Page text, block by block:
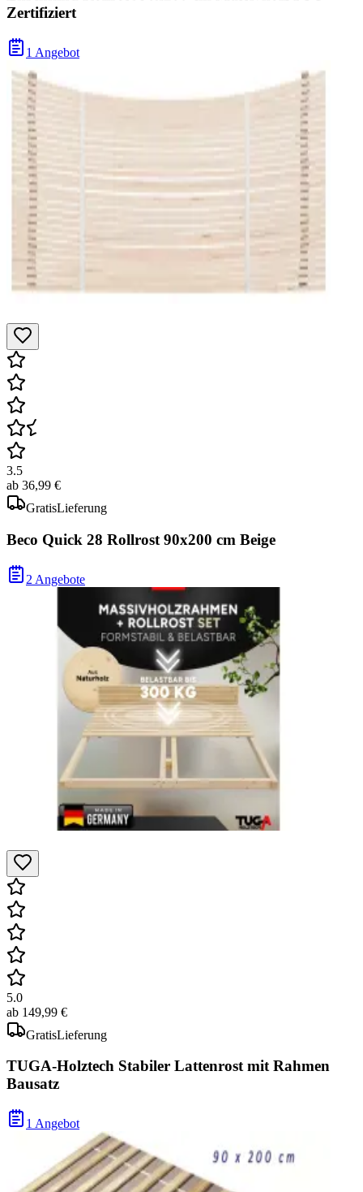
Zertifiziert
1 Angebot
3.5
ab 36,99 €
GratisLieferung
Beco Quick 28 Rollrost 90x200 cm Beige
2 Angebote
5.0
ab 149,99 €
GratisLieferung
TUGA-Holztech Stabiler Lattenrost mit Rahmen
Bausatz
1 Angebot